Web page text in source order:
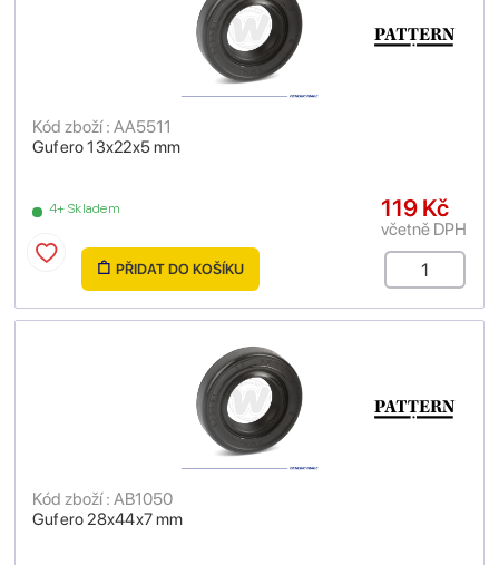
Gufero 13x22x5 mm
Kód zboží : AA5511
4+ Skladem 119 Kč
včetně DPH
PŘIDAT DO KOŠÍKU
Gufero 28x44x7 mm
Kód zboží : AB1050